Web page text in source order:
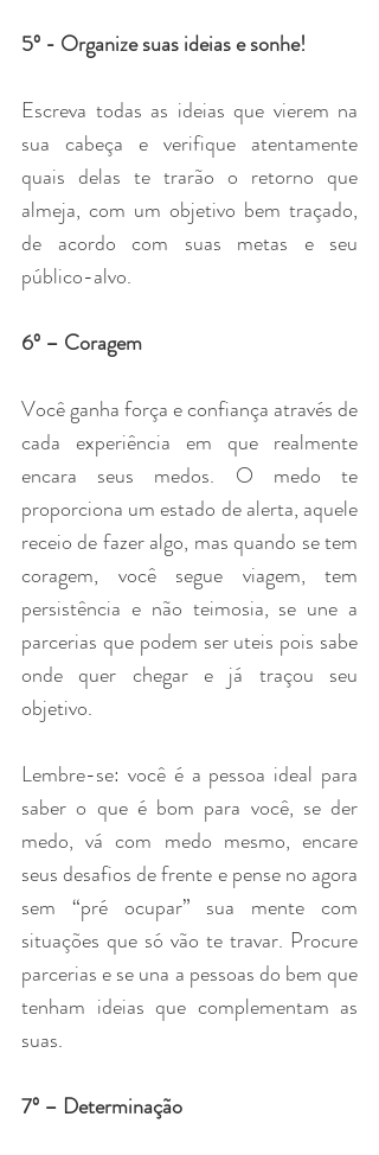
5º - Organize suas ideias e sonhe!
Escreva todas as ideias que vierem na
sua cabeça e verifique atentamente
quais delas te trarão o retorno que
almeja, com um objetivo bem traçado,
de acordo com suas metas e seu
público-alvo.
6º – Coragem
Você ganha força e confiança através de
cada experiência em que realmente
encara seus medos. O medo te
proporciona um estado de alerta, aquele
receio de fazer algo, mas quando se tem
coragem, você segue viagem, tem
persistência e não teimosia, se une a
parcerias que podem ser uteis pois sabe
onde quer chegar e já traçou seu
objetivo.
Lembre-se: você é a pessoa ideal para
saber o que é bom para você, se der
medo, vá com medo mesmo, encare
seus desafios de frente e pense no agora
sem “pré ocupar” sua mente com
situações que só vão te travar. Procure
parcerias e se una a pessoas do bem que
tenham ideias que complementam as
suas.
7º – Determinação